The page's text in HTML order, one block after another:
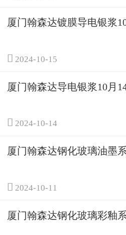
厦门翰森达镀膜导电银浆
 2024-10-15
厦门翰森达导电银浆10月
 2024-10-14
厦门翰森达钢化玻璃油墨
 2024-10-11
厦门翰森达钢化玻璃彩釉